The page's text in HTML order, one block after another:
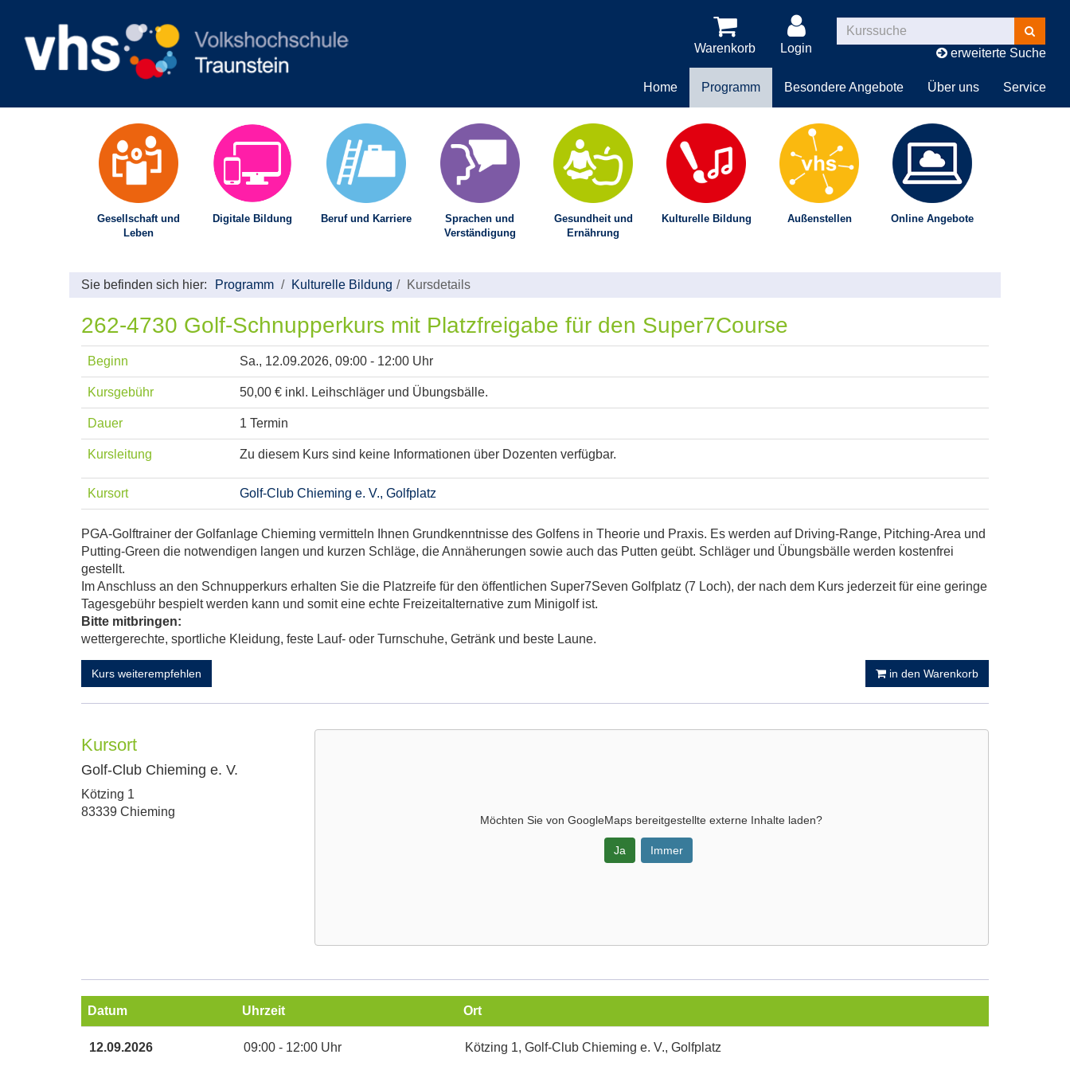
Warenkorb Login
Kurse
suchen
erweiterte Suche
Home Programm Besondere Angebote Über uns Service
Gesellschaft und
Leben
Digitale Bildung Beruf und Karriere
Sprachen und
Verständigung
Gesundheit und
Ernährung
Kulturelle Bildung Außenstellen Online Angebote
Sie befinden sich hier: Programm Kulturelle Bildung Kursdetails
262-4730 Golf-Schnupperkurs mit Platzfreigabe für den Super7Course
Beginn Sa., 12.09.2026, 09:00 - 12:00 Uhr
Kursgebühr 50,00 € inkl. Leihschläger und Übungsbälle.
Dauer 1 Termin
Kursleitung Zu diesem Kurs sind keine Informationen über Dozenten verfügbar.
Kursort Golf-Club Chieming e. V., Golfplatz
PGA-Golftrainer der Golfanlage Chieming vermitteln Ihnen Grundkenntnisse des Golfens in Theorie und Praxis. Es werden auf Driving-Range, Pitching-Area und
Putting-Green die notwendigen langen und kurzen Schläge, die Annäherungen sowie auch das Putten geübt. Schläger und Übungsbälle werden kostenfrei
gestellt.
Im Anschluss an den Schnupperkurs erhalten Sie die Platzreife für den öffentlichen Super7Seven Golfplatz (7 Loch), der nach dem Kurs jederzeit für eine geringe
Tagesgebühr bespielt werden kann und somit eine echte Freizeitalternative zum Minigolf ist.
Bitte mitbringen:
wettergerechte, sportliche Kleidung, feste Lauf- oder Turnschuhe, Getränk und beste Laune.
in den Warenkorb
Kurs weiterempfehlen
Kursort
Golf-Club Chieming e. V.
Adresse:
Kötzing 1
83339 Chieming
Möchten Sie vonGoogleMaps bereitgestellte externe Inhalte laden?
Ja Immer
Maps
Karte
Club
zum
Datum Uhrzeit Ort
12.09.2026 09:00 - 12:00 Uhr Kötzing 1, Golf-Club Chieming e. V., Golfplatz